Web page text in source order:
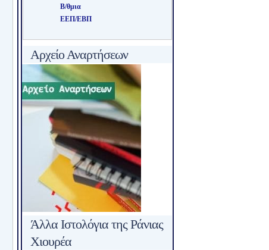
Β/θμια
ΕΕΠ/ΕΒΠ
Αρχείο Αναρτήσεων
Άλλα Ιστολόγια της Ράνιας
Χιουρέα